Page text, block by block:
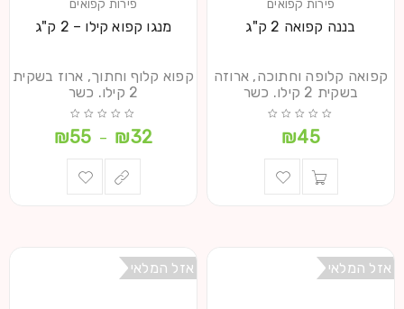
פירות קפואים
בננה קפואה 2 ק"ג
קפואה קלופה וחתוכה, ארוזה
בשקית 2 קילו. כשר
₪45
פירות קפואים
מנגו קפוא קילו – 2 ק"ג
קפוא קלוף וחתוך, ארוז בשקית
2 קילו. כשר
₪32
–
₪55
אזל המלאי אזל המלאי